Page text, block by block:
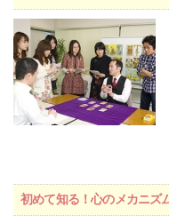
初めて知る！心のメカニズ